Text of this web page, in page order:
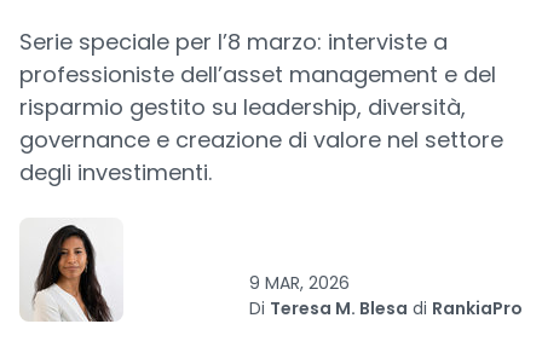
Serie speciale per l’8 marzo: interviste a
professioniste dell’asset management e del
risparmio gestito su leadership, diversità,
governance e creazione di valore nel settore
degli investimenti.
9 MAR, 2026
Di Teresa M. Blesa di RankiaPro